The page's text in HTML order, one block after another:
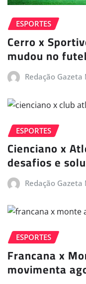
ESPORTES
Cerro x
mudou no
Redação Gazeta
ESPORTES
Cienciano x
desafios e
Redação Gazeta
ESPORTES
Francana x
movimenta